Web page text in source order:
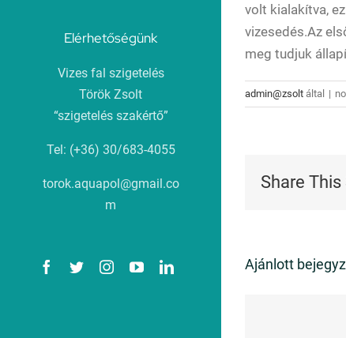
Elérhetőségünk
Vizes fal szigetelés
Török Zsolt
“szigetelés szakértő”
Tel: (+36) 30/683-4055
torok.aquapol@gmail.co
m
Facebook
TwitterInstagram
YouTubeLinkedIn
volt kialakítva,
vizesedés.Az
meg tudjuk
admin@zsolt által |
Share
Ajánlott